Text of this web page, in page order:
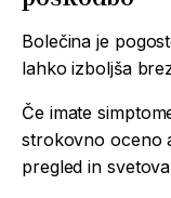
Bolečina je
lahko izboljša
Če imate
strokovno oceno
pregled in